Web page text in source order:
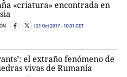
«criatura» encontrada en
21 Oct 2017 - 10:31 CET
el extraño fenómeno de
vivas de Rumanía